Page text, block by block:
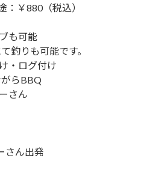
￥880（税込）
も可能
釣りも可能です。
・ログ付け
らBBQ
さん
さん出発